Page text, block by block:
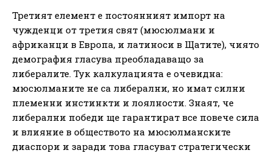
Третият елемент е постоянният импорт на
чужденци от третия свят (мюсюлмани и
африканци в Европа, и латиноси в Щатите), чиято
демография гласува преобладаващо за
либералите. Тук калкулацията е очевидна:
мюсюлманите не са либерални, но имат силни
племенни инстинкти и лоялности. Знаят, че
либерални победи ще гарантират все повече сила
и влияние в обществото на мюсюлманските
диаспори и заради това гласуват стратегически